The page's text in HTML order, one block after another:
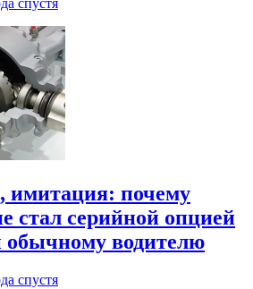
спустя
имитация: почему
стал серийной опцией
обычному водителю
спустя